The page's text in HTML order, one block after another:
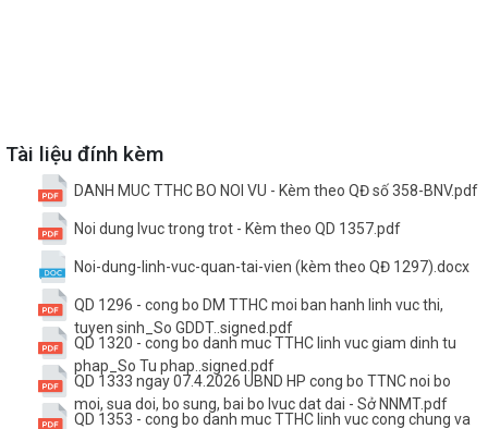
Tài liệu đính kèm
DANH MUC TTHC BO NOI VU - Kèm theo QĐ số 358-BNV.pdf
Noi dung lvuc trong trot - Kèm theo QD 1357.pdf
Noi-dung-linh-vuc-quan-tai-vien (kèm theo QĐ 1297).docx
QD 1296 - cong bo DM TTHC moi ban hanh linh vuc thi,
tuyen sinh_So GDDT..signed.pdf
QD 1320 - cong bo danh muc TTHC linh vuc giam dinh tu
phap_So Tu phap..signed.pdf
QD 1333 ngay 07.4.2026 UBND HP cong bo TTNC noi bo
moi, sua doi, bo sung, bai bo lvuc dat dai - Sở NNMT.pdf
QD 1353 - cong bo danh muc TTHC linh vuc cong chung va